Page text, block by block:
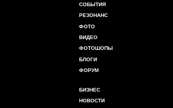
СОБЫТИЯ
РЕЗОНАНС
ФОТО
ВИДЕО
ФОТОШОПЫ
БЛОГИ
ФОРУМ
БИЗНЕС
НОВОСТИ